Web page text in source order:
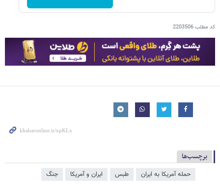
کد مطلب2203506
برچسب‌ها
حمله آمریکا به ایران طبس ایران و آمریکا جنگ